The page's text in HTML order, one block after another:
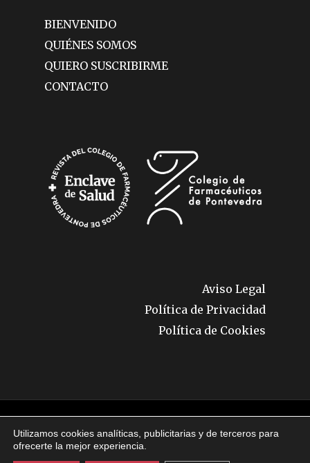
BIENVENIDO
QUIÉNES SOMOS
QUIERO SUSCRIBIRME
CONTACTO
Aviso Legal
Política de Privacidad
Política de Cookies
reservados.
Utilizamos cookies analíticas, publicitarias y de terceros para
ofrecerte la mejor experiencia.